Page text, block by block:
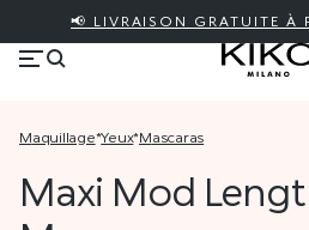
📢 LIVRAISON GRATUITE À
maquillage* yeux* mascaras
Maxi Mod